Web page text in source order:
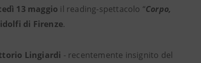
13 maggio il reading-spettacolo “Corpo,
di Firenze.
Lingiardi - recentemente insignito del